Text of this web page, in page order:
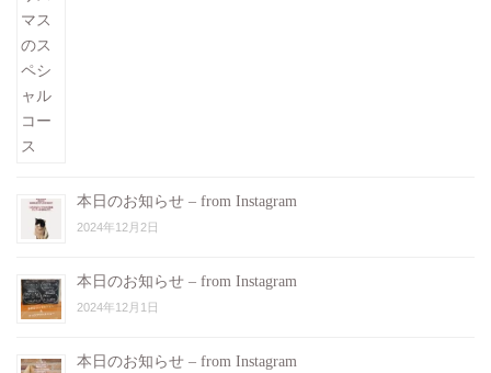
本日のお知らせ – from Instagram
2024年12月2日
本日のお知らせ – from Instagram
2024年12月1日
本日のお知らせ – from Instagram